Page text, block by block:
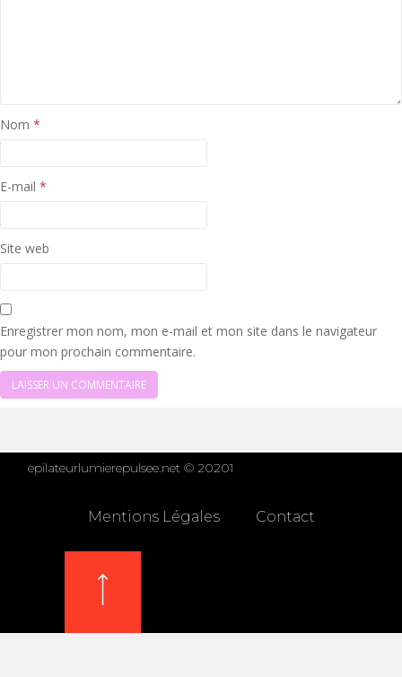
Nom *
E-mail *
Site web
Enregistrer mon nom, mon e-mail et mon site dans le navigateur
pour mon prochain commentaire.
epilateurlumierepulsee.net © 20201
Mentions Légales Contact